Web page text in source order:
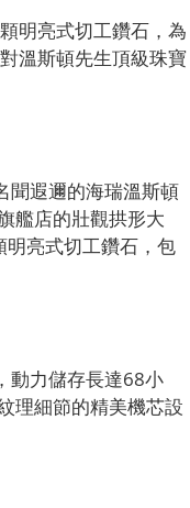
明亮式切工鑽石，為
溫斯頓先生頂級珠寶
聞遐邇的海瑞溫斯頓
艦店的壯觀拱形大
亮式切工鑽石，包
動力儲存長達68小
理細節的精美機芯設